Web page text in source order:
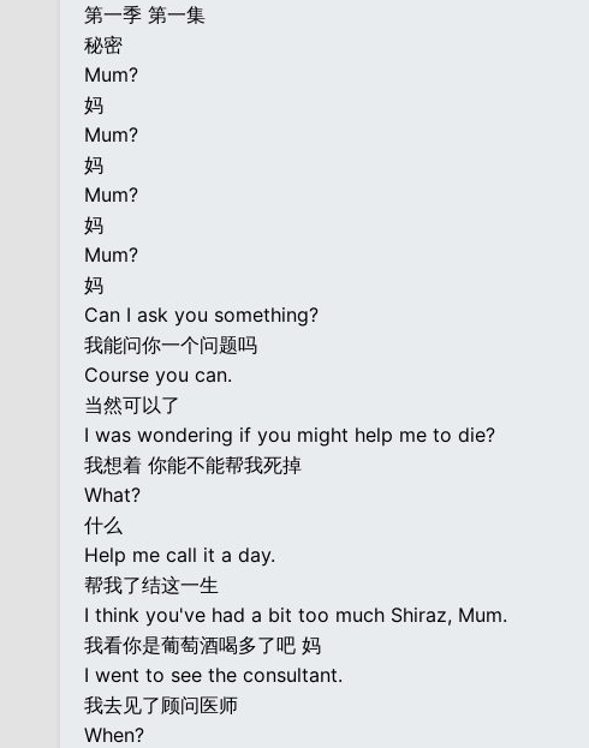
第一季 第一集
秘密
Mum?
妈
Mum?
妈
Mum?
妈
Mum?
妈
Can I ask you something?
我能问你一个问题吗
Course you can.
当然可以了
I was wondering if you might help me to die?
我想着 你能不能帮我死掉
What?
什么
Help me call it a day.
帮我了结这一生
I think you've had a bit too much Shiraz, Mum.
我看你是葡萄酒喝多了吧 妈
I went to see the consultant.
我去见了顾问医师
When?